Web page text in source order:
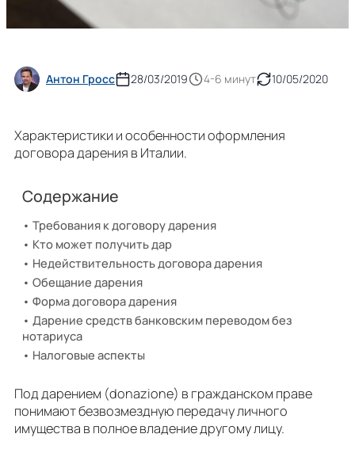
Антон Гросс 28/03/2019 4-6 минут 10/05/2020
Характеристики и особенности оформления
договора дарения в Италии.
Содержание
Требования к договору дарения
Кто может получить дар
Недействительность договора дарения
Обещание дарения
Форма договора дарения
Дарение средств банковским переводом без
нотариуса
Налоговые аспекты
Под дарением (donazione) в гражданском праве
понимают безвозмездную передачу личного
имущества в полное владение другому лицу.